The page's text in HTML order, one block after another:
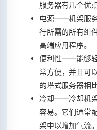
服务器有几个优点
电源——机架服
行所需的所有组
高端应用程序。
便利性——能够轻
常方便，并且可
的塔式服务器相比
冷却——冷却机
容易。它们通常
架中以增加气流。